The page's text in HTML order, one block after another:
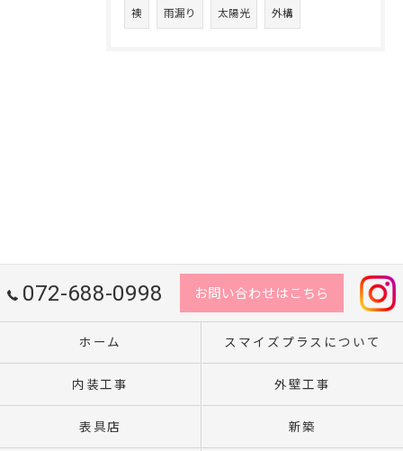
襖 雨漏り 太陽光 外構
072-688-0998 お問い合わせはこちら
ホーム スマイズプラスについて
内装工事 外壁工事
表具店 新築